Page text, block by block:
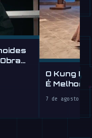
O Kung
É Melhor
7 de agosto de